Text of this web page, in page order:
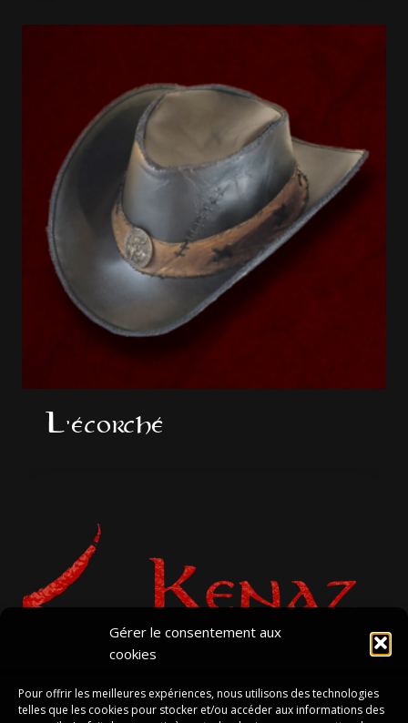
Gérer le consentement aux
cookies
Pour offrir les meilleures expériences, nous utilisons des technologies
telles que les cookies pour stocker et/ou accéder aux informations des
L’écorché